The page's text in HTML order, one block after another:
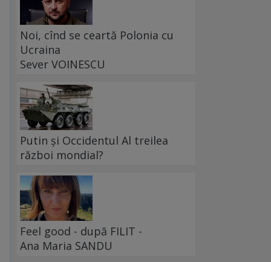
Noi, cînd se ceartă Polonia cu
Ucraina
Sever VOINESCU
Putin și Occidentul Al treilea
război mondial?
Feel good - după FILIT -
Ana Maria SANDU